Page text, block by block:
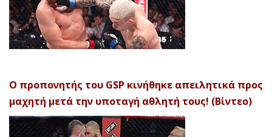
Ο προπονητής του GSP κινήθηκε απειλητικά προς
μαχητή μετά την υποταγή αθλητή τους! (Βίντεο)